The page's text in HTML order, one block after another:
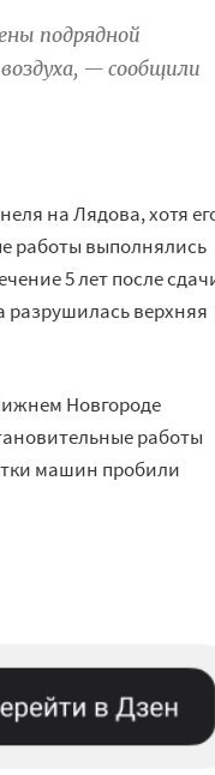
подрядной
— сообщили
на Лядова, хотя
работы выполнялись
5 лет после
разрушилась верхняя
Новгороде
работы
машин пробили